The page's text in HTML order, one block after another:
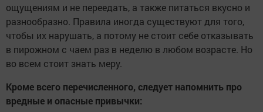
ощущениям и не переедать, а также питаться вкусно и
разнообразно. Правила иногда существуют для того,
чтобы их нарушать, а потому не стоит себе отказывать
в пирожном с чаем раз в неделю в любом возрасте. Но
во всем стоит знать меру.
Кроме всего перечисленного, следует напомнить про
вредные и опасные привычки: